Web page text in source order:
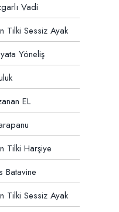
Vadi
Tilki Sessiz Ayak
Yöneliş
EL
Tilki Harşiye
Batavine
Tilki Sessiz Ayak